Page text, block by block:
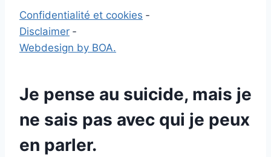
Confidentialité et cookies ‐
Disclaimer ‐
Webdesign by BOA.
Je pense au suicide, mais je
ne sais pas avec qui je peux
en parler.